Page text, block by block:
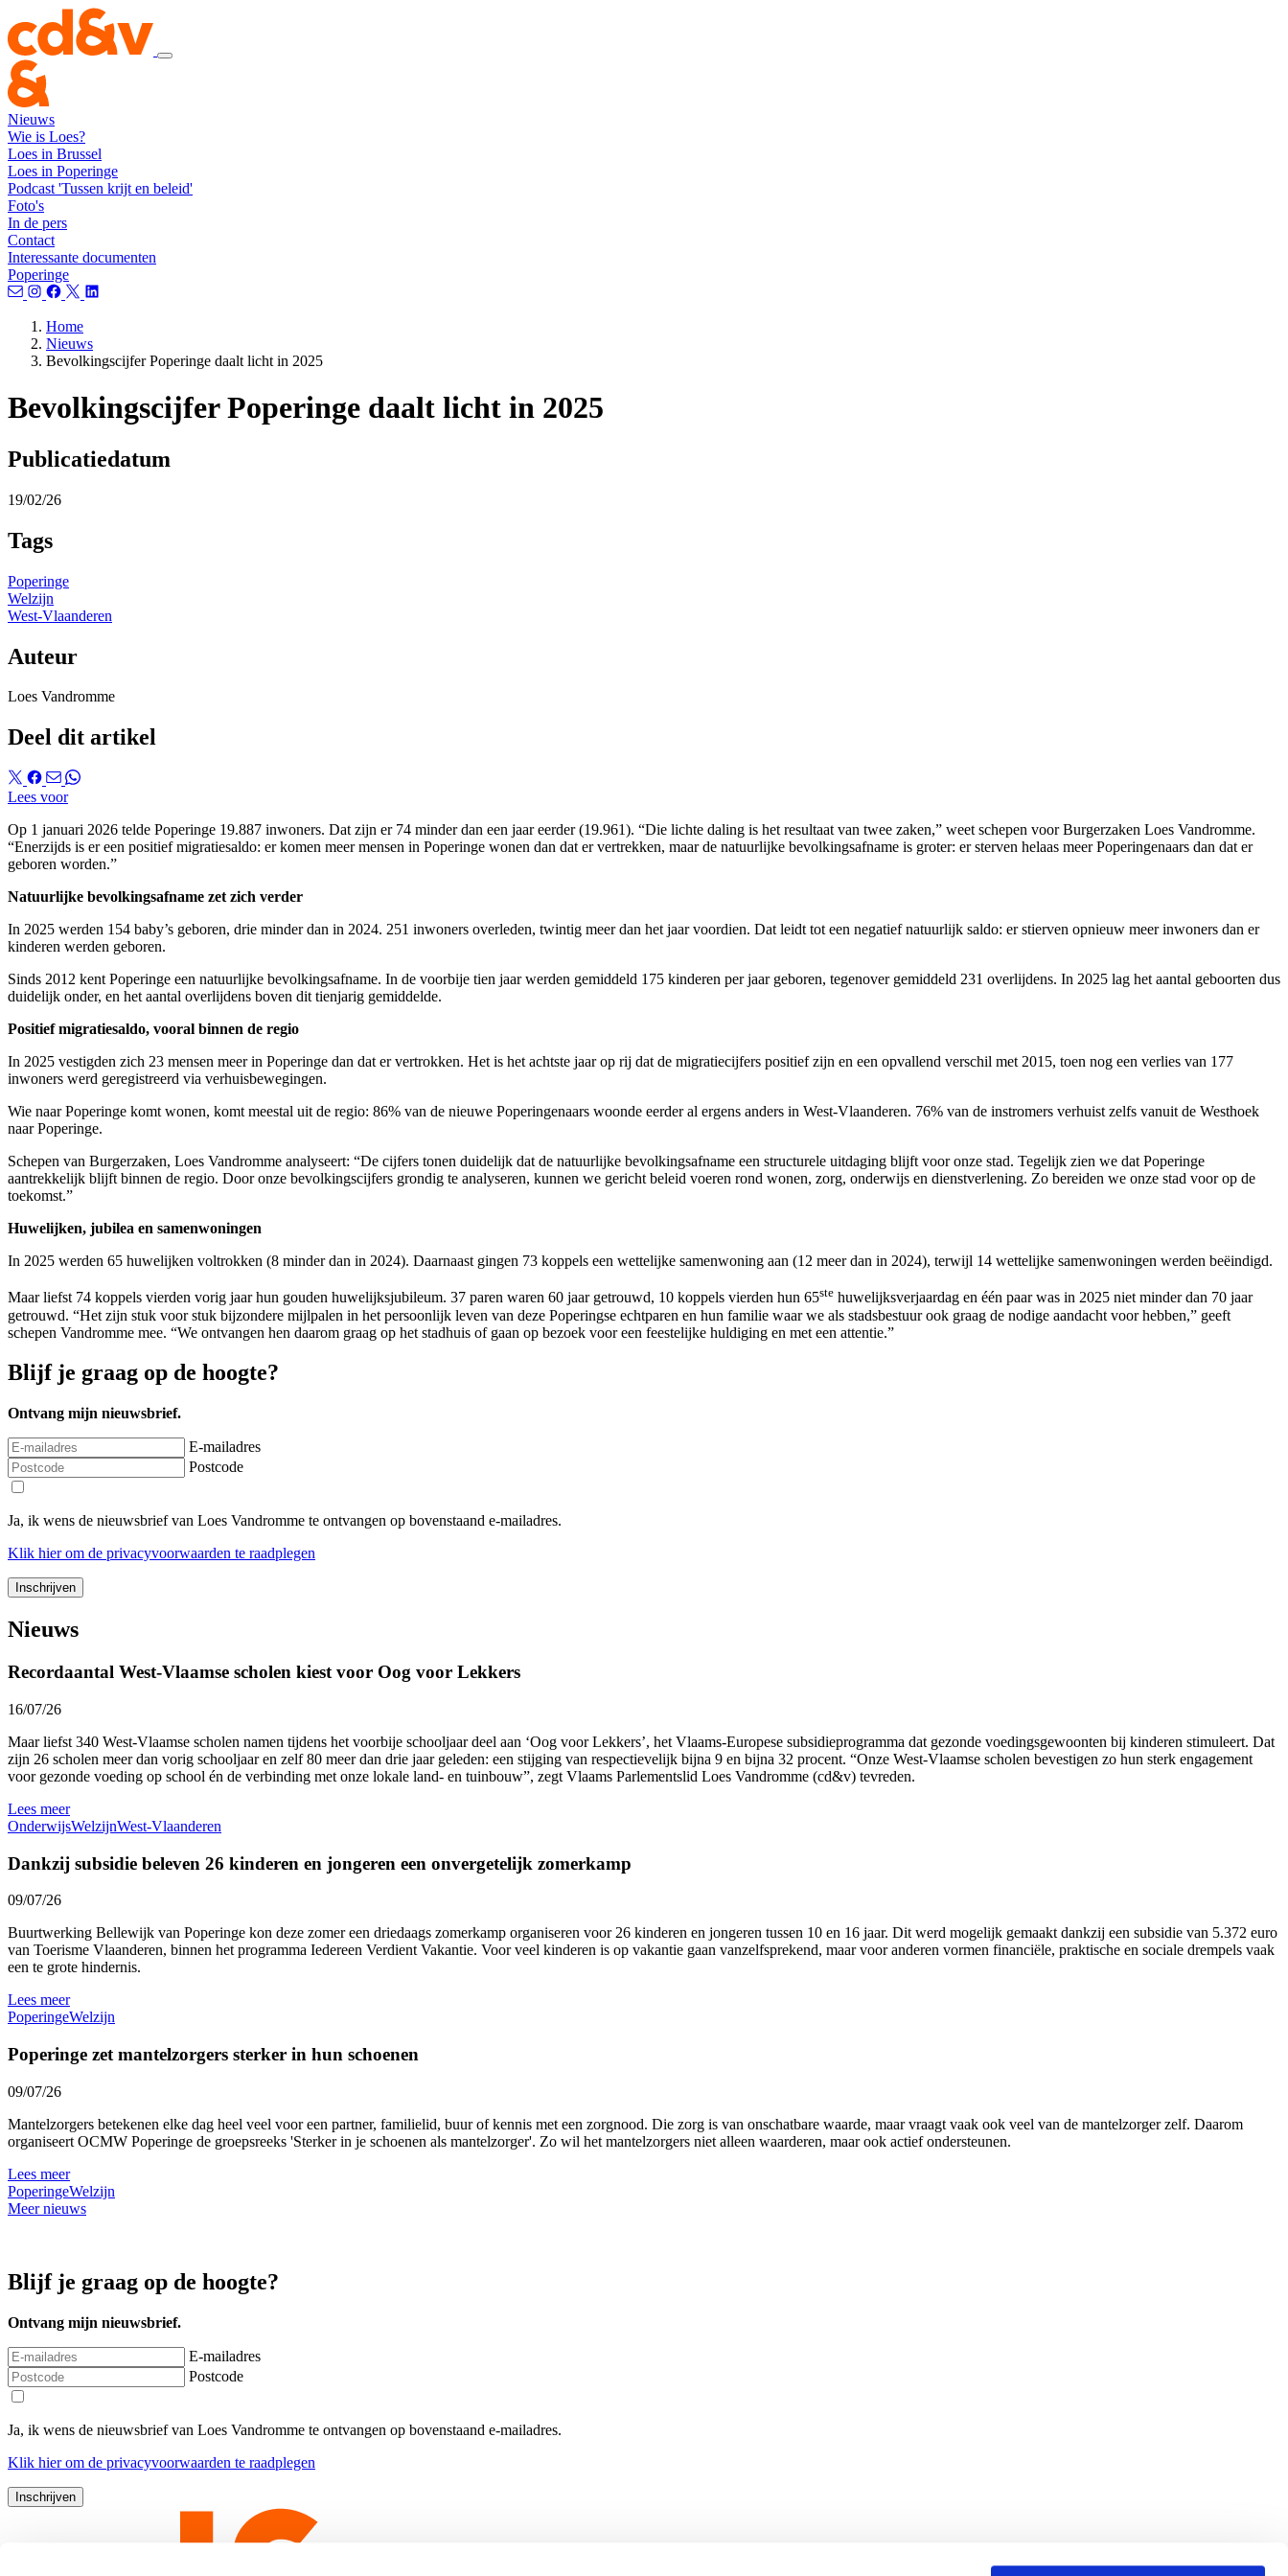
Nieuws
Wie is Loes?
Loes in Brussel
Loes in Poperinge
Podcast 'Tussen krijt en beleid'
Foto's
In de pers
Contact
Interessante documenten
Poperinge
Home
Nieuws
Bevolkingscijfer Poperinge daalt licht in 2025
Bevolkingscijfer Poperinge daalt licht in 2025
Publicatiedatum
19/02/26
Tags
Poperinge
Welzijn
West-Vlaanderen
Auteur
Loes Vandromme
Deel dit artikel
Lees voor
Op 1 januari 2026 telde Poperinge 19.887 inwoners. Dat zijn er 74 minder dan een jaar eerder (19.961). “Die lichte daling is het resultaat van twee zaken,” weet schepen voor Burgerzaken Loes Vandromme.
“Enerzijds is er een positief migratiesaldo: er komen meer mensen in Poperinge wonen dan dat er vertrekken, maar de natuurlijke bevolkingsafname is groter: er sterven helaas meer Poperingenaars dan dat er
geboren worden.”
Natuurlijke bevolkingsafname zet zich verder
In 2025 werden 154 baby’s geboren, drie minder dan in 2024. 251 inwoners overleden, twintig meer dan het jaar voordien. Dat leidt tot een negatief natuurlijk saldo: er stierven opnieuw meer inwoners dan er
kinderen werden geboren.
Sinds 2012 kent Poperinge een natuurlijke bevolkingsafname. In de voorbije tien jaar werden gemiddeld 175 kinderen per jaar geboren, tegenover gemiddeld 231 overlijdens. In 2025 lag het aantal geboorten dus
duidelijk onder, en het aantal overlijdens boven dit tienjarig gemiddelde.
Positief migratiesaldo, vooral binnen de regio
In 2025 vestigden zich 23 mensen meer in Poperinge dan dat er vertrokken. Het is het achtste jaar op rij dat de migratiecijfers positief zijn en een opvallend verschil met 2015, toen nog een verlies van 177
inwoners werd geregistreerd via verhuisbewegingen.
Wie naar Poperinge komt wonen, komt meestal uit de regio: 86% van de nieuwe Poperingenaars woonde eerder al ergens anders in West-Vlaanderen. 76% van de instromers verhuist zelfs vanuit de Westhoek
naar Poperinge.
Schepen van Burgerzaken, Loes Vandromme analyseert: “De cijfers tonen duidelijk dat de natuurlijke bevolkingsafname een structurele uitdaging blijft voor onze stad. Tegelijk zien we dat Poperinge
aantrekkelijk blijft binnen de regio. Door onze bevolkingscijfers grondig te analyseren, kunnen we gericht beleid voeren rond wonen, zorg, onderwijs en dienstverlening. Zo bereiden we onze stad voor op de
toekomst.”
Huwelijken, jubilea en samenwoningen
In 2025 werden 65 huwelijken voltrokken (8 minder dan in 2024). Daarnaast gingen 73 koppels een wettelijke samenwoning aan (12 meer dan in 2024), terwijl 14 wettelijke samenwoningen werden beëindigd.
Maar liefst 74 koppels vierden vorig jaar hun gouden huwelijksjubileum. 37 paren waren 60 jaar getrouwd, 10 koppels vierden hun 65ste huwelijksverjaardag en één paar was in 2025 niet minder dan 70 jaar
getrouwd. “Het zijn stuk voor stuk bijzondere mijlpalen in het persoonlijk leven van deze Poperingse echtparen en hun familie waar we als stadsbestuur ook graag de nodige aandacht voor hebben,” geeft
schepen Vandromme mee. “We ontvangen hen daarom graag op het stadhuis of gaan op bezoek voor een feestelijke huldiging en met een attentie.”
Blijf je graag op de hoogte?
Ontvang mijn nieuwsbrief.
E-mailadres
Postcode
Ja, ik wens de nieuwsbrief van Loes Vandromme te ontvangen op bovenstaand e-mailadres.
Klik hierom de privacyvoorwaarden te raadplegen
Nieuws
Recordaantal West-Vlaamse scholen kiest voor Oog voor Lekkers
16/07/26
Maar liefst 340 West-Vlaamse scholen namen tijdens het voorbije schooljaar deel aan ‘Oog voor Lekkers’, het Vlaams-Europese subsidieprogramma dat gezonde voedingsgewoonten bij kinderen stimuleert. Dat
zijn 26 scholen meer dan vorig schooljaar en zelf 80 meer dan drie jaar geleden: een stijging van respectievelijk bijna 9 en bijna 32 procent. “Onze West-Vlaamse scholen bevestigen zo hun sterk engagement
voor gezonde voeding op school én de verbinding met onze lokale land- en tuinbouw”, zegt Vlaams Parlementslid Loes Vandromme (cd&v) tevreden.
Lees meer
OnderwijsWelzijnWest-Vlaanderen
Dankzij subsidie beleven 26 kinderen en jongeren een onvergetelijk zomerkamp
09/07/26
Buurtwerking Bellewijk van Poperinge kon deze zomer een driedaags zomerkamp organiseren voor 26 kinderen en jongeren tussen 10 en 16 jaar. Dit werd mogelijk gemaakt dankzij een subsidie van 5.372 euro
van Toerisme Vlaanderen, binnen het programma Iedereen Verdient Vakantie. Voor veel kinderen is op vakantie gaan vanzelfsprekend, maar voor anderen vormen financiële, praktische en sociale drempels vaak
een te grote hindernis.
Lees meer
PoperingeWelzijn
Poperinge zet mantelzorgers sterker in hun schoenen
09/07/26
Mantelzorgers betekenen elke dag heel veel voor een partner, familielid, buur of kennis met een zorgnood. Die zorg is van onschatbare waarde, maar vraagt vaak ook veel van de mantelzorger zelf. Daarom
organiseert OCMW Poperinge de groepsreeks 'Sterker in je schoenen als mantelzorger'. Zo wil het mantelzorgers niet alleen waarderen, maar ook actief ondersteunen.
Lees meer
PoperingeWelzijn
Meer nieuws
Blijf je graag op de hoogte?
Ontvang mijn nieuwsbrief.
E-mailadres
Postcode
Ja, ik wens de nieuwsbrief van Loes Vandromme te ontvangen op bovenstaand e-mailadres.
Klik hierom de privacyvoorwaarden te raadplegen